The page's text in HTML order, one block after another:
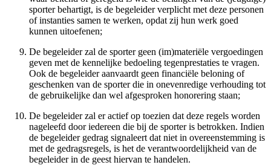
sporter behartigt, is de begeleider verplicht met deze personen
of instanties samen te werken, opdat zij hun werk goed
kunnen uitoefenen;
De begeleider zal de sporter geen (im)materiële vergoedingen
geven met de kennelijke bedoeling tegenprestaties te vragen.
Ook de begeleider aanvaardt geen financiële beloning of
geschenken van de sporter die in onevenredige verhouding tot
de gebruikelijke dan wel afgesproken honorering staan;
De begeleider zal er actief op toezien dat deze regels worden
nageleefd door iedereen die bij de sporter is betrokken. Indien
de begeleider gedrag signaleert dat niet in overeenstemming is
met de gedragsregels, is het de verantwoordelijkheid van de
begeleider in de geest hiervan te handelen.